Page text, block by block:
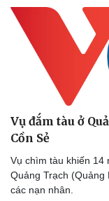
Vụ đắm tàu ở
Cồn Sẻ
Vụ chìm tàu khiến 14
Quảng Trạch
các nạn nhân.